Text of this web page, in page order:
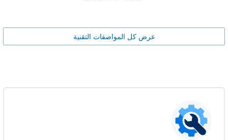
عرض كل المواصفات التقنية